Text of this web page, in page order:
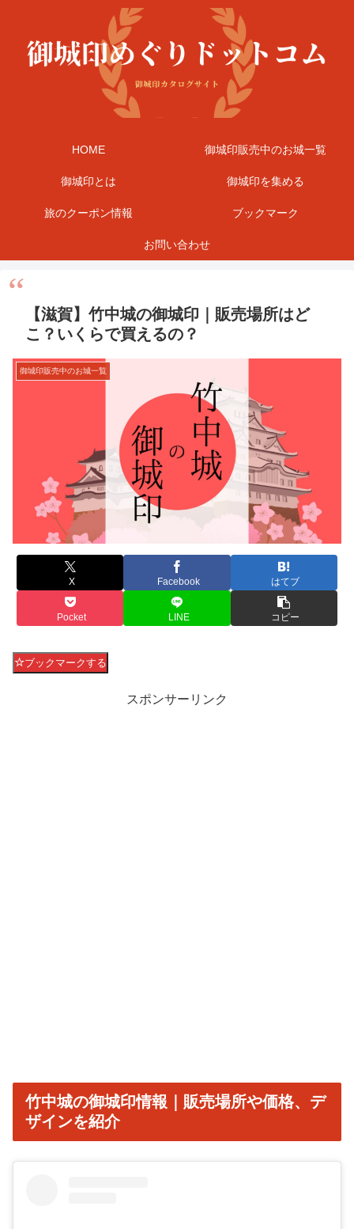
HOME 御城印販売中のお城一覧
御城印とは 御城印を集める
旅のクーポン情報 ブックマーク
お問い合わせ
【滋賀】竹中城の御城印｜販売場所はど
こ？いくらで買えるの？
御城印販売中のお城一覧
X Facebook はてブ
Pocket LINE コピー
ブックマークする
スポンサーリンク
竹中城の御城印情報｜販売場所や価格、デ
ザインを紹介